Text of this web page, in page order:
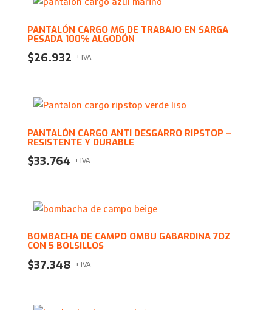
PANTALÓN CARGO MG DE TRABAJO EN SARGA
PESADA 100% ALGODÓN
$26.932 + IVA
PANTALÓN CARGO ANTI DESGARRO RIPSTOP –
RESISTENTE Y DURABLE
$33.764 + IVA
BOMBACHA DE CAMPO OMBU GABARDINA 7OZ
CON 5 BOLSILLOS
$37.348 + IVA